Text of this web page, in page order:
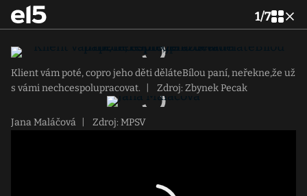
1/7
Klient vám poté, copro jeho děti děláteBílou paní, neřekne,že už
s vámi nechcespolupracovat.
Zdroj: Zbynek Pecak
Jana Maláčová Zdroj: MPSV